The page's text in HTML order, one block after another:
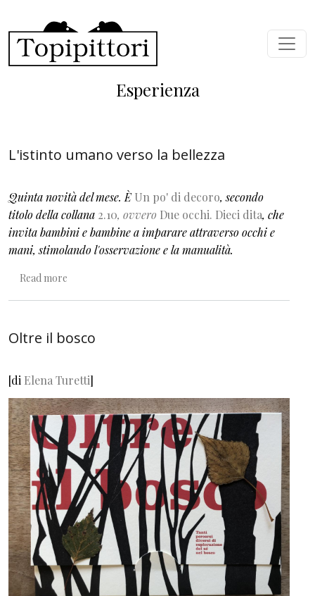
Esperienza
L'istinto umano verso la bellezza
Quinta novità del mese. ÈUn po' di decoro, secondo
titolo della collana 2.10, ovvero Due occhi. Dieci dita, che
invita bambini e bambine a imparare attraverso occhi e
mani, stimolando l'osservazione e la manualità.
Read more
Oltre il bosco
[di Elena Turetti]